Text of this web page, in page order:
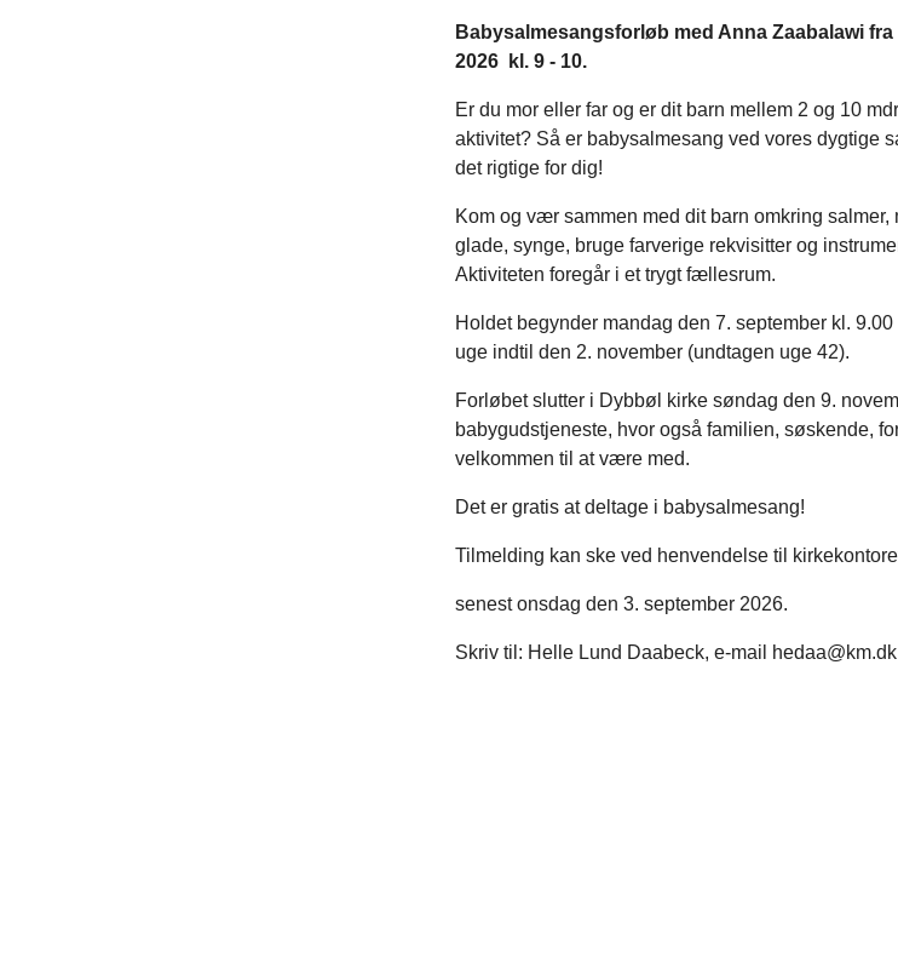
Babysalmesangsforløb med Anna Zaabalawi
2026 kl. 9 - 10.
Er du mor eller far og er dit barn mellem 2 og 10
aktivitet? Så er babysalmesang ved vores dygtige
det rigtige for dig!
Kom og vær sammen med dit barn omkring
glade, synge, bruge farverige rekvisitter og
Aktiviteten foregår i et trygt fællesrum.
Holdet begynder mandag den 7. september kl.
uge indtil den 2. november (undtagen uge 42).
Forløbet slutter i Dybbøl kirke søndag den 9.
babygudstjeneste, hvor også familien, søskende,
velkommen til at være med.
Det er gratis at deltage i babysalmesang!
Tilmelding kan ske ved henvendelse til
senest onsdag den 3. september 2026.
Skriv til: Helle Lund Daabeck, e-mail hedaa@km.dk